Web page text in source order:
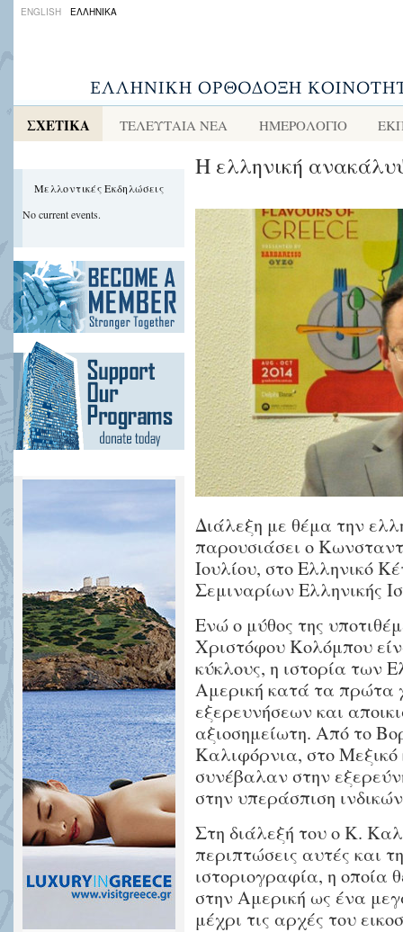
ENGLISH ΕΛΛΗΝΙΚΑ
ΣΧΕΤΙΚΑ ΤΕΛΕΥΤΑΙΑ ΝΕΑ ΗΜΕΡΟΛΟΓΙΟ
Μελλοντικές Εκδηλώσεις
No current events.
Η ελληνική
Διάλεξη με θέμα την
παρουσιάσει ο
Ιουλίου, στο Ελληνικό
Σεμιναρίων Ελληνικής
Ενώ ο μύθος της
Χριστόφου Κολόμπου
κύκλους, η ιστορία των
Αμερική κατά τα πρώτα
εξερευνήσεων και
αξιοσημείωτη. Από το
Καλιφόρνια, στο
συνέβαλαν στην
στην υπεράσπιση
Στη διάλεξή του ο Κ.
περιπτώσεις αυτές και
ιστοριογραφία, η οποία
στην Αμερική ως ένα
μέχρι τις αρχές του